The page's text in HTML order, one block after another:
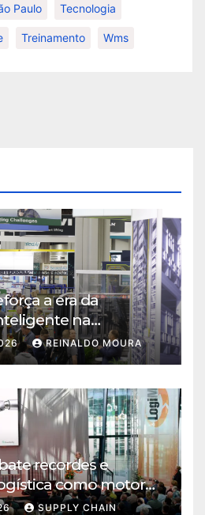
Paulo Tecnologia
Treinamento Wms
a era da
na
REINALDO MOURA
recordes e
como motor
de incerteza
SUPPLY CHAIN